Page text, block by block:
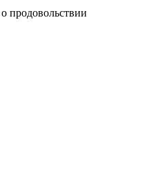
продовольствии